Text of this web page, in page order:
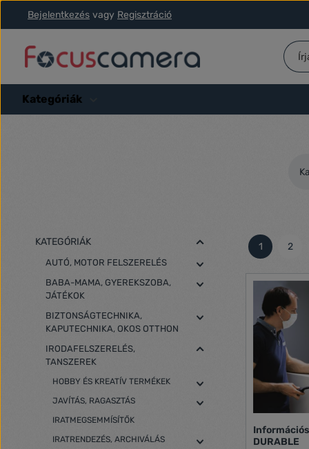
a fő tartalomra
Ugrás a kereséshez
Ugrás a fő navigációhoz
Bejelentkezés vagy Regisztráció
Kategóriák
KATEGÓRIÁK
AUTÓ, MOTOR FELSZERELÉS
BABA-MAMA, GYEREKSZOBA,
JÁTÉKOK
BIZTONSÁGTECHNIKA,
KAPUTECHNIKA, OKOS OTTHON
IRODAFELSZERELÉS,
TANSZEREK
HOBBY ÉS KREATÍV TERMÉKEK
JAVÍTÁS, RAGASZTÁS
IRATMEGSEMMÍSÍTŐK
IRATRENDEZÉS, ARCHIVÁLÁS
Oldal
1
Oldal
2
DURABLE